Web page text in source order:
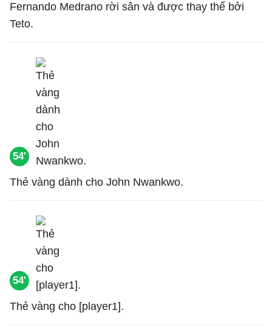
Fernando Medrano rời sân và được thay thế bởi
Teto.
54'
Thẻ vàng dành cho John Nwankwo.
54'
Thẻ vàng cho [player1].